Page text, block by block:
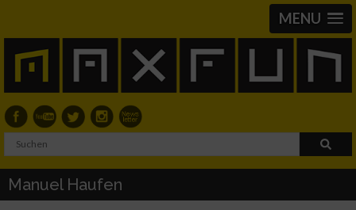
MENU
Manuel Haufen